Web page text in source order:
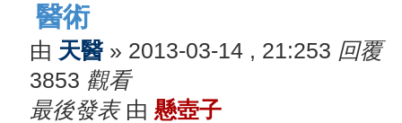
醫術
由 天醫 » 2013-03-14 , 21:253 回覆
3853 觀看
最後發表 由 懸壺子